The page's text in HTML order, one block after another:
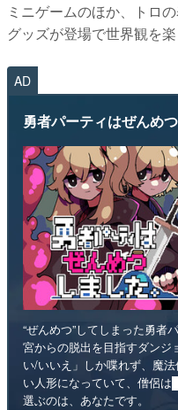
ミニゲームのほか、トロ
グッズが登場で世界観を
AD
勇者パーティはぜんめつ
“ぜんめつ”してしまった勇者
宮からの脱出を目指すダンジ
い/いいえ」しか喋れず、魔
い人形になっていて、僧侶
選ぶのは、あなたです。